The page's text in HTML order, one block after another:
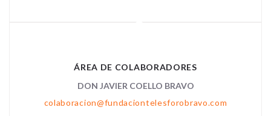
ÁREA DE COLABORADORES
DON JAVIER COELLO BRAVO
colaboracion@fundaciontelesforobravo.com